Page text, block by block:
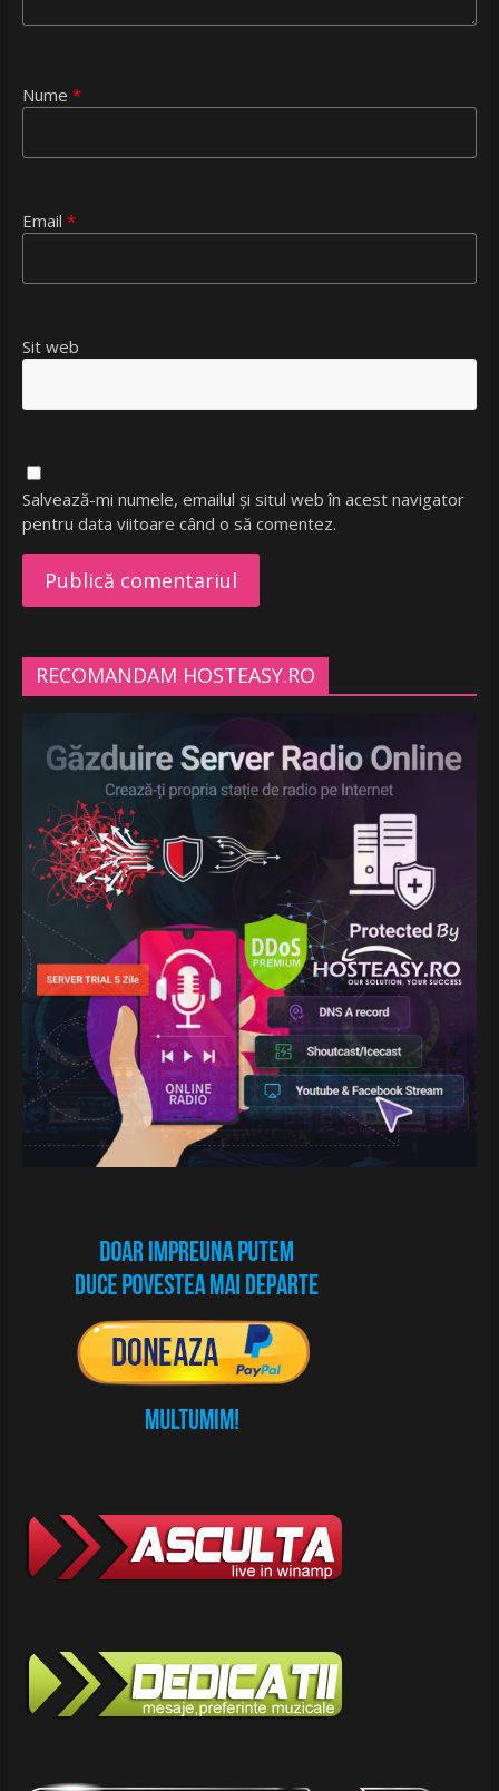
Nume *
Email *
Sit web
Salvează-mi numele, emailul și situl web în acest navigator
pentru data viitoare când o să comentez.
RECOMANDAM HOSTEASY.RO